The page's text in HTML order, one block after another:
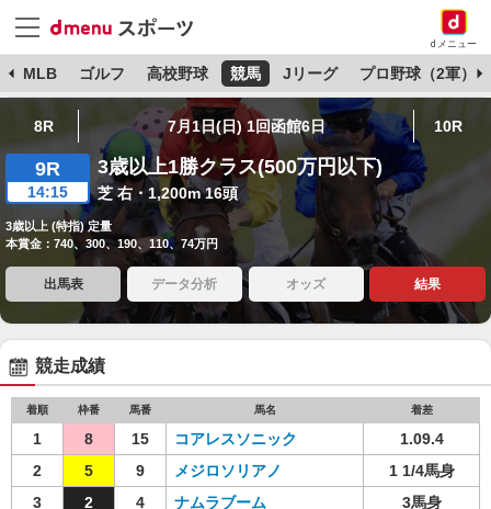
dメニュー
MLB ゴルフ 高校野球 競馬 Jリーグ プロ野球（2軍）
8R 7月1日(日) 1回函館6日 10R
9R
14:15
3歳以上1勝クラス(500万円以下)
芝 右・1,200m 16頭
3歳以上 (特指) 定量
本賞金：740、300、190、110、74万円
出馬表 データ分析 オッズ 結果
競走成績
着順 枠番 馬番 馬名 着差
1 8 15 コアレスソニック
1.09.4
2
5 9 メジロソリアノ
1 1/4馬身
3
2 4 ナムラブーム
3馬身